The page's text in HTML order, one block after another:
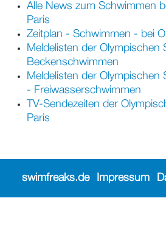
Alle News zum Schwimmen
Paris
Zeitplan - Schwimmen - bei
Meldelisten der Olympischen
Beckenschwimmen
Meldelisten der Olympischen
- Freiwasserschwimmen
TV-Sendezeiten der
Paris
swimfreaks.de Impressum